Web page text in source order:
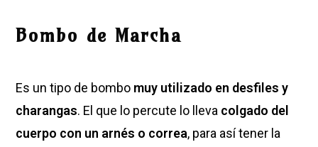
Bombo de Marcha
Es un tipo de bombo muy utilizado en desfiles y
charangas. El que lo percute lo lleva colgado del
cuerpo con un arnés o correa, para así tener la